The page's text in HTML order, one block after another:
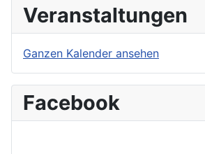
Veranstaltungen
Ganzen Kalender ansehen
Facebook